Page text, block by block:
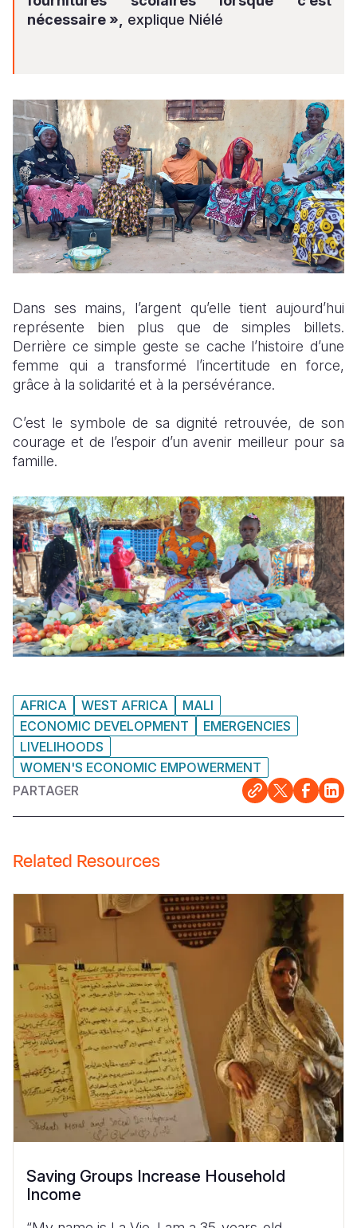
nécessaire »,
explique Niélé
Dans ses mains, l’argent qu’elle tient aujourd’hui
représente bien plus que de simples billets.
Derrière ce simple geste se cache l’histoire d’une
femme qui a transformé l’incertitude en force,
grâce à la solidarité et à la persévérance.
C’est le symbole de sa dignité retrouvée, de son
courage et de l’espoir d’un avenir meilleur pour sa
famille.
AFRICA WEST AFRICA
MALI
ECONOMIC DEVELOPMENT
EMERGENCIES
LIVELIHOODS
WOMEN'S ECONOMIC EMPOWERMENT
PARTAGER
Related Resources
Saving Groups Increase Household
Income